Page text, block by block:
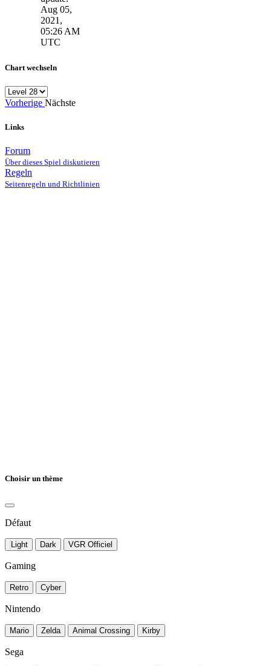
Aug 05,
2021,
05:26 AM
UTC
Chart wechseln
Vorherige Nächste
Links
Forum
Über dieses Spiel diskutieren
Regeln
Seitenregeln und Richtlinien
Choisir un thème
Défaut
Light Dark VGR Officiel
Gaming
Retro Cyber
Nintendo
Mario Zelda Animal Crossing Kirby
Sega